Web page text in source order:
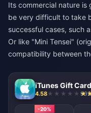
Its commercial nature
be very difficult to take
successful cases, such
Or like "Mini Tensei"
compatibility between
iTunes Gift
4.58
-20%